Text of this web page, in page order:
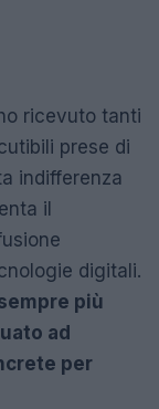
ricevuto tanti
prese di
indifferenza
il
digitali.
più
ad
per